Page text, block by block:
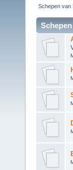
Schepen van